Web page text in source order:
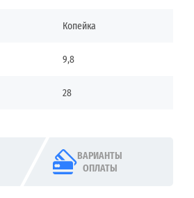
Копейка
9,8
28
ВАРИАНТЫ
ОПЛАТЫ